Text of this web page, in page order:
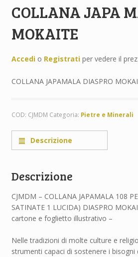
COLLANA JAPA
MOKAITE
Accedio Registratiper vedere il
COLLANA JAPAMALA DIASPRO
COD: CJMDM Categoria: Pietre e Minerali
Descrizione
Descrizione
CJMDM – COLLANA JAPAMALA 108
SATINATE 1 LUCIDA) DIASPRO
cartone e foglietto illustrativo –
Nelle tradizioni di molte culture e
strumenti capaci di sostenere i bisogni